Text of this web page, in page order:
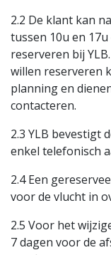
2.2 De klant kan
tussen 10u en
reserveren bij
willen reserveren
planning en
contacteren.
2.3 YLB bevestigt
enkel telefonisch
2.4 Een
voor de vlucht in
2.5 Voor het
7 dagen voor de